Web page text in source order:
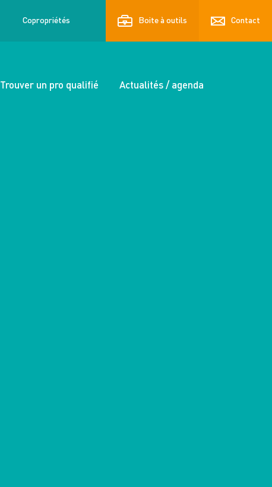
Copropriétés Boite à outils Contact
Trouver un pro qualifié Actualités / agenda